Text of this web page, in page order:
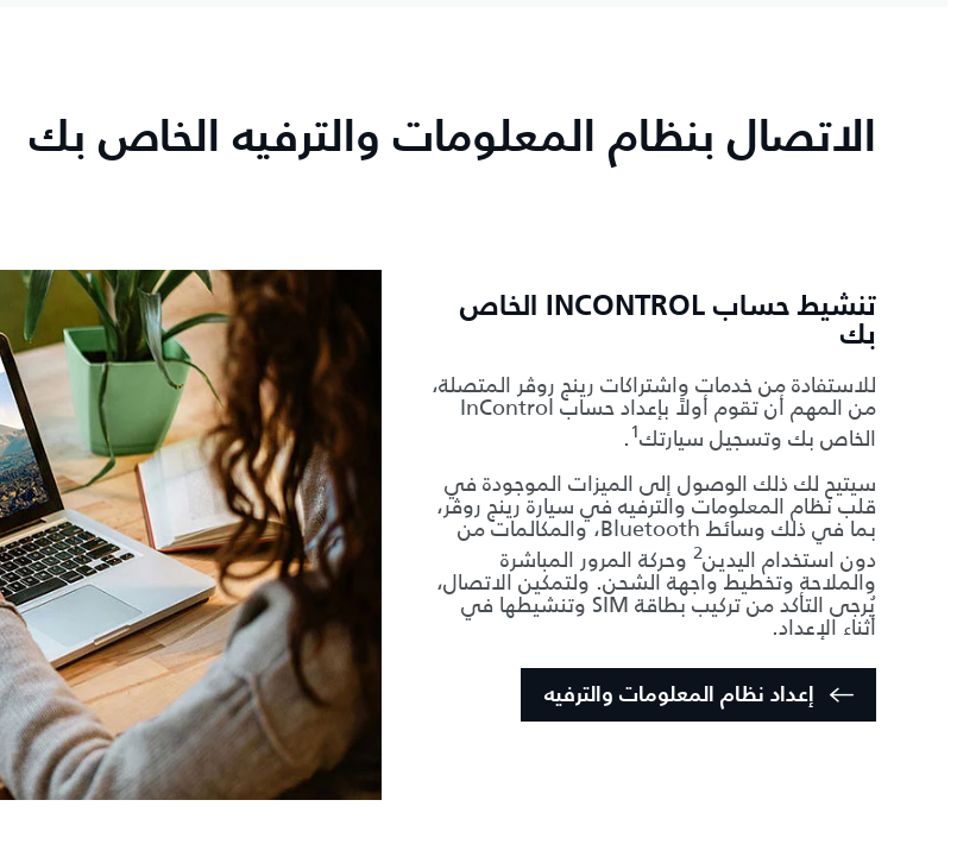
الاتصال بنظام المعلومات والترفيه الخاص بك
تنشيط حساب INCONTROL الخاص
بك
للاستفادة من خدمات واشتراكات رينج روڤر المتصلة،
من المهم أن تقوم أولاً بإعداد حساب InControl
الخاص بك وتسجيل سيارتك1
.
سيتيح لك ذلك الوصول إلى الميزات الموجودة في
قلب نظام المعلومات والترفيه في سيارة رينج روڤر،
بما في ذلك وسائط Bluetooth، والمكالمات من
دون استخدام اليدين2 وحركة المرور المباشرة
والملاحة وتخطيط واجهة الشحن. ولتمكين الاتصال،
يُرجى التأكد من تركيب بطاقة SIM وتنشيطها في
أثناء الإعداد.
إعداد نظام المعلومات والترفيه